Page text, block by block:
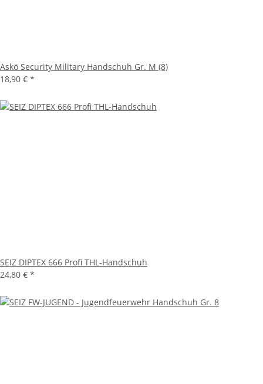
Askö Security Military Handschuh Gr. M (8)
18,90 € *
SEIZ DIPTEX 666 Profi THL-Handschuh
24,80 € *